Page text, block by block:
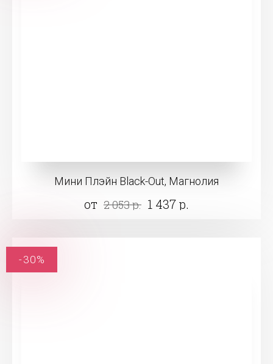
Мини Плэйн Black-Out, Магнолия
от 2 053 р. 1 437 р.
-30%